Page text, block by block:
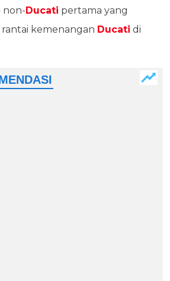
non-Ducati pertama yang
kemenangan Ducati di